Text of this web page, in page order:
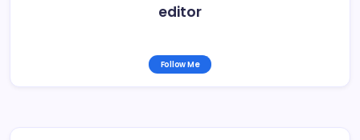
editor
Follow Me